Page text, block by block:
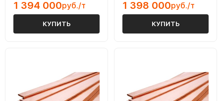
1 394 000руб./т
КУПИТЬ
1 398 000руб./т
КУПИТЬ